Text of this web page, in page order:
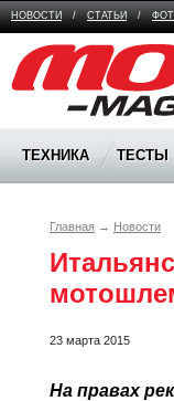
НОВОСТИ / СТАТЬИ /
Moto Magazine
ТЕХНИКА ТЕСТЫ
Главная → Новости
23 марта 2015
На правах